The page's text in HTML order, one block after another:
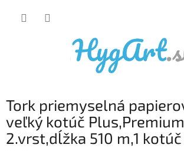
Tork priemyselná
veľký kotúč
2.vrst,dĺžka 510 m,1 kotúč